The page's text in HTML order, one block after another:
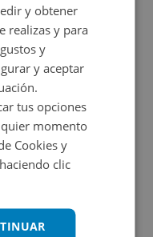
y obtener
realizas y para
y
y aceptar
tus opciones
momento
Cookies y
clic